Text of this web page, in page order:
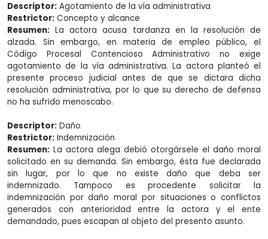
Descriptor: Agotamiento de la vía administrativa
Restrictor: Concepto y alcance
Resumen: La actora acusa tardanza en la resolución de
alzada. Sin embargo, en materia de empleo público, el
Código Procesal Contencioso Administrativo no exige
agotamiento de la vía administrativa. La actora planteó el
presente proceso judicial antes de que se dictara dicha
resolución administrativa, por lo que su derecho de defensa
no ha sufrido menoscabo.
Descriptor: Daño
Restrictor: Indemnización
Resumen: La actora alega debió otorgársele el daño moral
solicitado en su demanda. Sin embargo, ésta fue declarada
sin lugar, por lo que no existe daño que deba ser
indemnizado. Tampoco es procedente solicitar la
indemnización por daño moral por situaciones o conflictos
generados con anterioridad entre la actora y el ente
demandado, pues escapan al objeto del presento asunto.